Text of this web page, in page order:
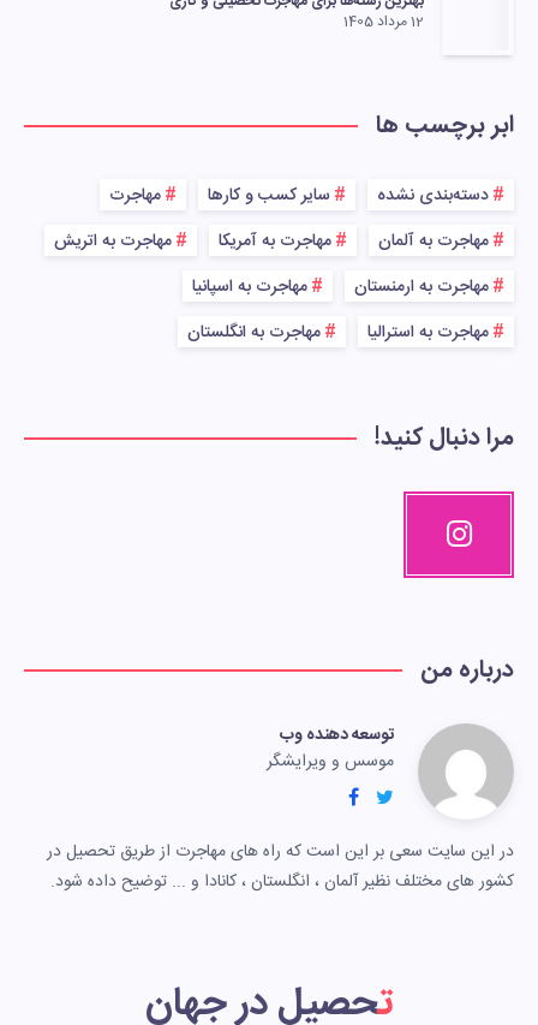
12 مرداد 1405
ابر برچسب ها
دسته‌بندی نشده سایر کسب و کارها
مهاجرت
مهاجرت به آلمان
مهاجرت به آمریکا
مهاجرت به اتریش
مهاجرت به ارمنستان
مهاجرت به اسپانیا
مهاجرت به استرالیا
مهاجرت به انگلستان
مرا دنبال کنید!
درباره من
توسعه دهنده وب
موسس و ویرایشگر
در این سایت سعی بر این است که راه های مهاجرت از طریق تحصیل در
کشور های مختلف نظیر آلمان ، انگلستان ، کانادا و ... توضیح داده شود.
تحصیل در جهان